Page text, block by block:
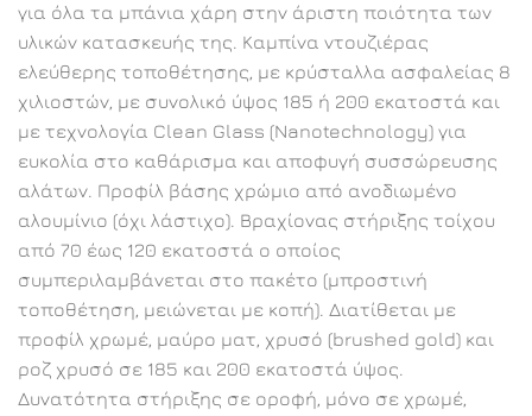
για όλα τα μπάνια χάρη στην άριστη ποιότητα των
υλικών κατασκευής της. Καμπίνα ντουζιέρας
ελεύθερης τοποθέτησης, με κρύσταλλα ασφαλείας 8
χιλιοστών, με συνολικό ύψος 185 ή 200 εκατοστά και
με τεχνολογία Clean Glass (Nanotechnology) για
ευκολία στο καθάρισμα και αποφυγή συσσώρευσης
αλάτων. Προφίλ βάσης χρώμιο από ανοδιωμένο
αλουμίνιο (όχι λάστιχο). Βραχίονας στήριξης τοίχου
από 70 έως 120 εκατοστά ο οποίος
συμπεριλαμβάνεται στο πακέτο (μπροστινή
τοποθέτηση, μειώνεται με κοπή). Διατίθεται με
προφίλ χρωμέ, μαύρο ματ, χρυσό (brushed gold) και
ροζ χρυσό σε 185 και 200 εκατοστά ύψος.
Δυνατότητα στήριξης σε οροφή, μόνο σε χρωμέ,